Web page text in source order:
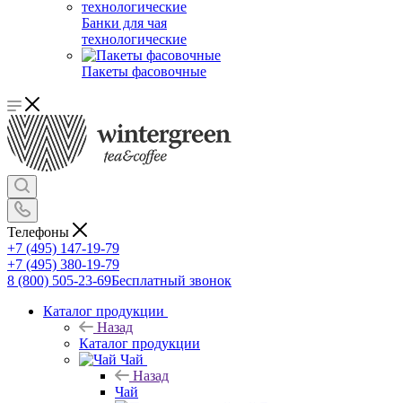
Банки для чая
технологические
Пакеты фасовочные
Телефоны
+7 (495) 147-19-79
+7 (495) 380-19-79
8 (800) 505-23-69Бесплатный звонок
Каталог продукции
Назад
Каталог продукции
Чай
Назад
Чай